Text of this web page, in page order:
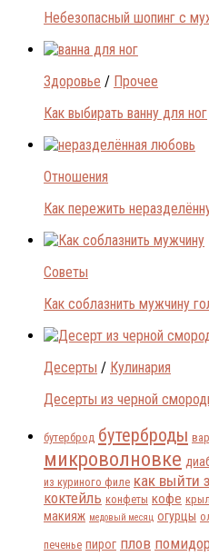
Небезопасный шопинг с
Здоровье / Прочее
Как выбирать ванну для ног
Отношения
Как пережить
Советы
Как соблазнить мужчину
Десерты / Кулинария
Десерты из черной
бутерброд бутерброды
микроволновке
из куриного филе как выйти
коктейль конфеты кофе
макияж медовый месяц огурцы
печенье пирог плов